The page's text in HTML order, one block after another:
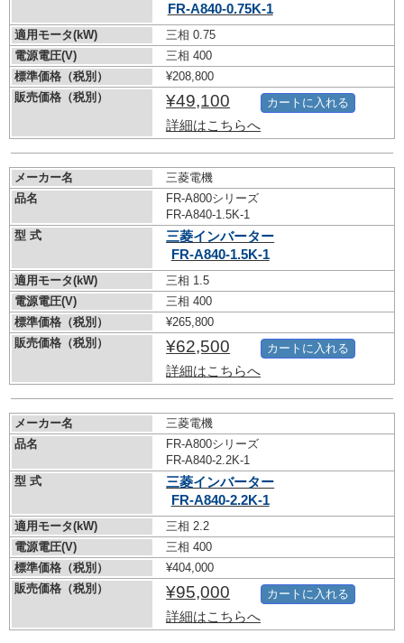
FR-A840-0.75K-1
適用モータ(kW)
三相 0.75
電源電圧(V)
三相 400
標準価格（税別）
¥208,800
販売価格（税別）
¥49,100
詳細はこちらへ
カートに入れる
メーカー名
三菱電機
品名
FR-A800シリーズ
FR-A840-1.5K-1
型 式
三菱インバーター
FR-A840-1.5K-1
適用モータ(kW)
三相 1.5
電源電圧(V)
三相 400
標準価格（税別）
¥265,800
販売価格（税別）
¥62,500
詳細はこちらへ
カートに入れる
メーカー名
三菱電機
品名
FR-A800シリーズ
FR-A840-2.2K-1
型 式
三菱インバーター
FR-A840-2.2K-1
適用モータ(kW)
三相 2.2
電源電圧(V)
三相 400
標準価格（税別）
¥404,000
販売価格（税別）
¥95,000
詳細はこちらへ
カートに入れる